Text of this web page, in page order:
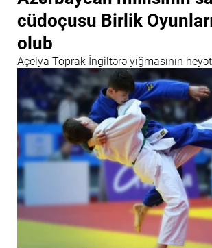
cüdoçusu Birlik
olub
Açelya Toprak İngiltərə yığmasının